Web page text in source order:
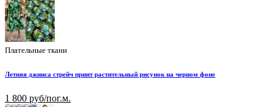
Плательные ткани
Летняя джинса стрейч принт растительный рисунок на черном фоне
1 800 руб/пог.м.